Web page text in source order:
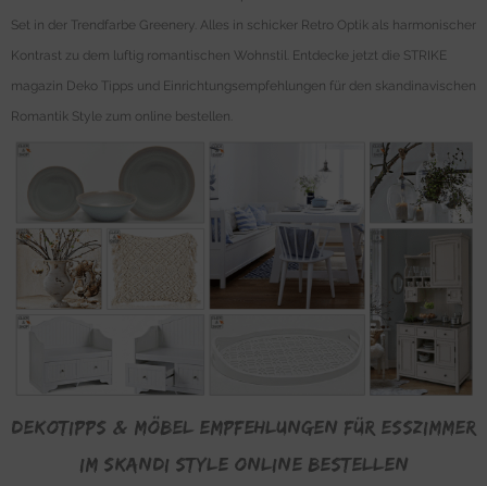
Set in der Trendfarbe Greenery. Alles in schicker Retro Optik als harmonischer
Kontrast zu dem luftig romantischen Wohnstil. Entdecke jetzt die STRIKE
magazin Deko Tipps und Einrichtungsempfehlungen für den skandinavischen
Romantik Style zum online bestellen.
Dekotipps & Möbel Empfehlungen für Esszimmer
im skandi Style online bestellen